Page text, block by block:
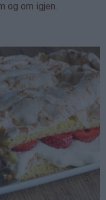
og om igjen.